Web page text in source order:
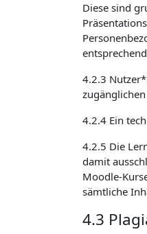
Diese sind
4.2.3
4.2.4 Ein
4.2.5 Die
damit
Moodle-
sämtliche
4.3